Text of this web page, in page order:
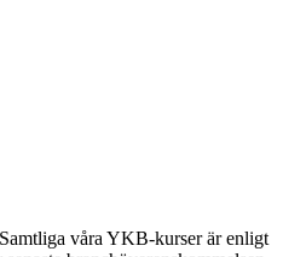
våra YKB-kurser är enligt